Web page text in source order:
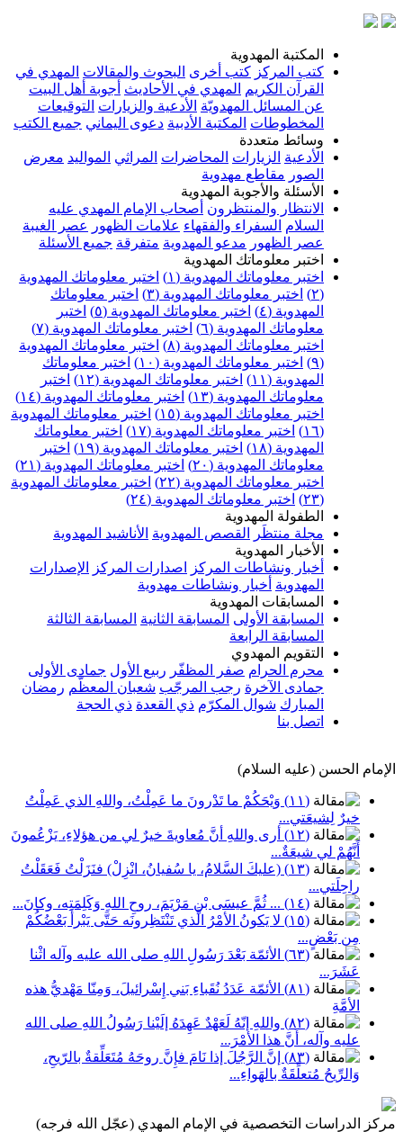
المكتبة المهدوية
كتب المركز كتب أخرى البحوث والمقالات المهدي في
القرآن الكريم
المهدي في الأحاديث أجوبة أهل البيت
عن المسائل المهدويّة الأدعية والزيارات التوقيعات
المخطوطات المكتبة الأدبية دعوى اليماني جميع الكتب
وسائط متعددة
الأدعية الزيارات المحاضرات المراثي المواليد معرض
الصور مقاطع مهدوية
الأسئلة والأجوبة المهدوية
الانتظار والمنتظرون أصحاب الإمام المهدي عليه
السلام السفراء والفقهاء علامات الظهور
عصر الغيبة
عصر الظهور مدعو المهدوية متفرقة جميع الأسئلة
اختبر معلوماتك المهدوية
اختبر معلوماتك المهدوية (١)
اختبر معلوماتك المهدوية
(٢)
اختبر معلوماتك المهدوية (٣)
اختبر معلوماتك
المهدوية (٤)
اختبر معلوماتك المهدوية (٥)
اختبر
معلوماتك المهدوية (٦)
اختبر معلوماتك المهدوية (٧)
اختبر معلوماتك المهدوية (٨)
اختبر معلوماتك المهدوية
(٩)
اختبر معلوماتك المهدوية (١٠)
اختبر معلوماتك
المهدوية (١١)
اختبر معلوماتك المهدوية (١٢)
اختبر
معلوماتك المهدوية (١٣)
اختبر معلوماتك المهدوية (١٤)
اختبر معلوماتك المهدوية (١٥)
اختبر معلوماتك المهدوية
(١٦)
اختبر معلوماتك المهدوية (١٧)
اختبر معلوماتك
المهدوية (١٨)
اختبر معلوماتك المهدوية (١٩)
اختبر
معلوماتك المهدوية (٢٠)
اختبر معلوماتك المهدوية (٢١)
اختبر معلوماتك المهدوية (٢٢)
اختبر معلوماتك المهدوية
(٢٣)
اختبر معلوماتك المهدوية (٢٤)
الطفولة المهدوية
مجلة منتظَر
القصص المهدوية الأناشيد المهدوية
الأخبار المهدوية
أخبار ونشاطات المركز
اصدارات المركز
الإصدارات
المهدوية أخبار ونشاطات مهدوية
المسابقات المهدوية
المسابقة الأولى المسابقة الثانية المسابقة الثالثة
المسابقة الرابعة
التقويم المهدوي
محرم الحرام صفر المظفّر ربيع الأول جمادى الأولى
جمادى الآخرة رجب المرجّب شعبان المعظّم رمضان
المبارك شوال المكرّم ذي القعدة ذي الحجة
اتصل بنا
الإمام الحسن (عليه السلام)
(١١) وَيْحَكُمْ ما تَدْرونَ ما عَمِلْتُ، واللهِ الذي عَمِلْتُ
خيرٌ لِشيعَتي...
(١٢) أرى واللهِ أنَّ مُعاويةَ خيرٌ لي من هؤلاءِ، يَزْعُمونَ
أَنَّهُمْ لي شيعَةٌ...
(١٣) (عليكَ السَّلامُ، يا سُفيانُ، انْزِلْ) فنَزَلْتُ فَعَقَلْتُ
راحِلَتي...
(١٤) ... ثُمَّ عيسَى بْنِ مَرْيَمَ، روحِ اللهِ وَكَلِمَتِه، وكانَ...
(١٥) لا يَكونُ الأمْرُ الَّذي تَنْتَظِرونَه حَتَّى يَبْرأَ بَعْضُكُمْ
مِن بَعْضٍ...
(٦٣) الأئمّة بَعْدَ رَسُولِ اللهِ صلى الله عليه وآله اثْنا
عَشَرَ...
(٨١) الأئمّة عَدَدُ نُقَباءِ بَني إِسْرائيلَ، وَمِنّا مَهْديُّ هذه
الأمَّةِ
(٨٢) واللهِ إنّهُ لَعَهْدٌ عَهِدَهُ إلَيْنا رَسُولُ اللهِ صلى الله
عليه وآله، أَنَّ هذا الأمْرَ...
(٨٣) إنَّ الرَّجُلَ إذا نَامَ فإِنَّ روحَهُ مُتَعَلِّقةٌ بالرّيحِ،
وَالرِّيحُ مُتعلِّقَةٌ بالهَواءِ...
مركز الدراسات التخصصية في الإمام المهدي (عجّل الله فرجه)